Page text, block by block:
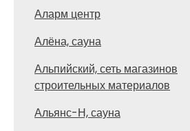
Аларм центр
Алёна, сауна
Альпийский, сеть магазинов
строительных материалов
Альянс-Н, сауна